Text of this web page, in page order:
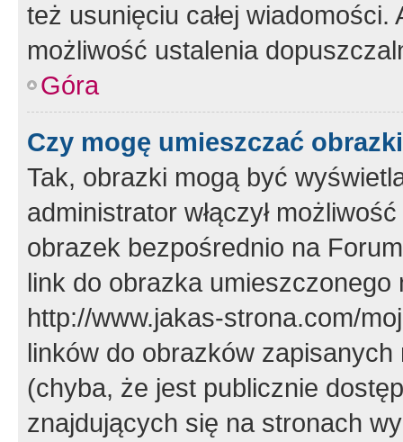
też usunięciu całej
możliwość ustalenia
Góra
Czy mogę umieszczać
Tak, obrazki mogą być
administrator włączył
obrazek bezpośrednio na
link do obrazka
http://www.jakas-strona.com/
linków do obrazków
(chyba, że jest publicznie
znajdujących się na stronach